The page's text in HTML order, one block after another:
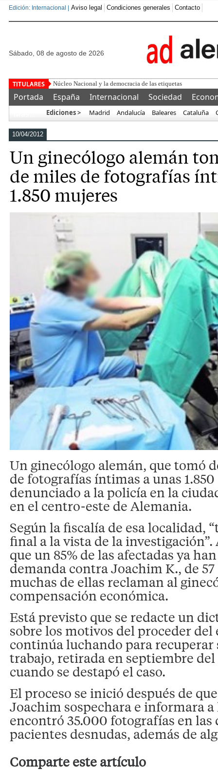
Edición: Internacional | Aviso legal Condiciones generales Contacto
sábado, 08 de agosto de 2026
Núcleo Nacional y la democracia de las etiquetas
Portada España Internacional Sociedad
Ediciones > Madrid Andalucía Baleares Cataluña
10/04/2012
Un ginecólogo alemán
de miles de fotografías
1.850 mujeres
Un ginecólogo alemán, que tomó
de fotografías íntimas a unas
denunciado a la policía en la
en el centro-este de Alemania.
Según la fiscalía de esa localidad,
final a la vista de la
que un 85% de las afectadas ya
demanda contra Joachim K., de 57
muchas de ellas reclaman al
compensación económica.
Está previsto que se redacte un
sobre los motivos del proceder
continúa luchando para recuperar
trabajo, retirada en septiembre del
cuando se destapó el caso.
El proceso se inició después de
Joachim sospechara e informara
encontró 35.000 fotografías en las
pacientes desnudas, además de
Comparte este artículo